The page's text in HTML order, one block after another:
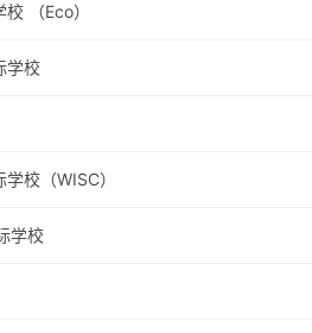
（Eco）
学校
校（WISC）
学校